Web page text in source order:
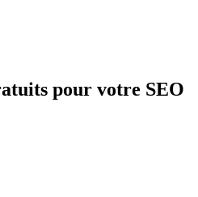
pour votre SEO